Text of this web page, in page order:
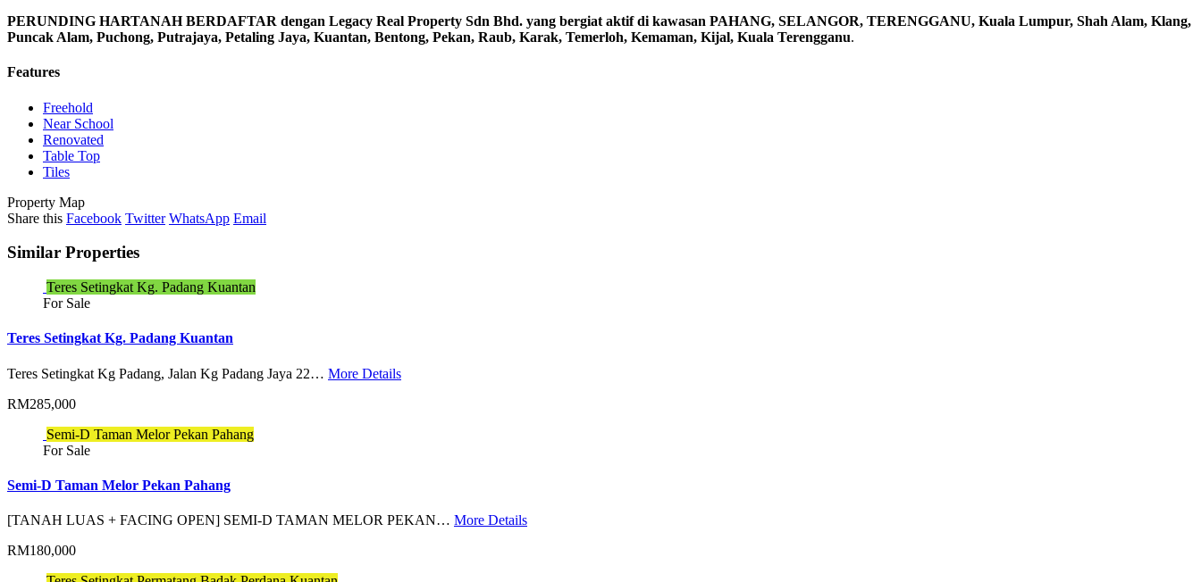
PERUNDING HARTANAH BERDAFTAR dengan Legacy Real Property Sdn Bhd. yang bergiat aktif di kawasan PAHANG, SELANGOR, TERENGGANU, Kuala Lumpur, Shah Alam, Klang,
Puncak Alam, Puchong, Putrajaya, Petaling Jaya, Kuantan, Bentong, Pekan, Raub, Karak, Temerloh, Kemaman, Kijal, Kuala Terengganu.
Features
Freehold
Near School
Renovated
Table Top
Tiles
Property Map
Share this Facebook Twitter WhatsApp Email
Similar Properties
Teres Setingkat Kg. Padang Kuantan
For Sale
Teres Setingkat Kg. Padang Kuantan
Teres Setingkat Kg Padang, Jalan Kg Padang Jaya 22… More Details
RM285,000
Semi-D Taman Melor Pekan Pahang
For Sale
Semi-D Taman Melor Pekan Pahang
[TANAH LUAS + FACING OPEN] SEMI-D TAMAN MELOR PEKAN… More Details
RM180,000